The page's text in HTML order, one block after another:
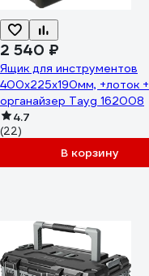
2 540 ₽
Ящик для инструментов
400x225x190мм, +лоток +
органайзер Tayg 162008
4.7
(22)
В корзину